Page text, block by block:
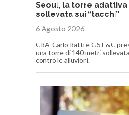
Seoul, la torre adattiva
sollevata sui “tacchi”
6 Agosto 2026
CRA-Carlo Ratti e GS E&C
una torre di 140 metri
contro le alluvioni.